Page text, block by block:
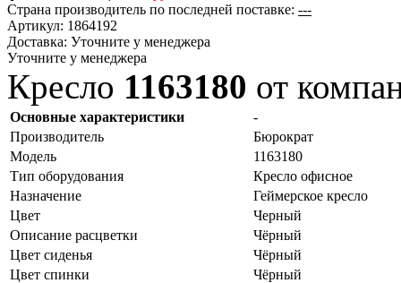
Страна производитель по последней поставке: ---
Артикул: 1864192
Доставка: Уточните у менеджера
Уточните у менеджера
Кресло 1163180 от
Основные характеристики
-
Производитель
Бюрократ
Модель
1163180
Тип оборудования
Кресло офисное
Назначение
Геймерское кресло
Цвет
Черный
Описание расцветки
Чёрный
Цвет сиденья
Чёрный
Цвет спинки
Чёрный